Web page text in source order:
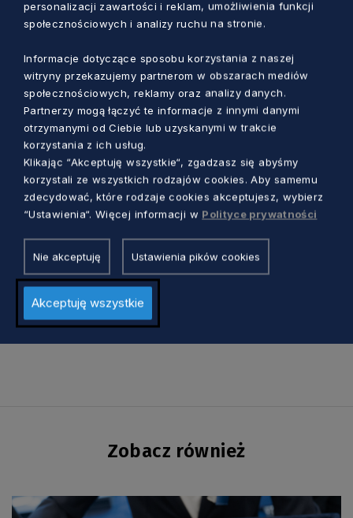
Stryjewskiego 25
25 czerwca 2017 r.– wydarzenie artystyczne z
udziałem fińskiej tancerki i choreografki Virpi
Pahkinen oraz czołowego muzyka polskiej
sceny elektronicznej Michała Jacaszka, Teatr
Leśny, ul. Jaśkowa Dolina 45
Zobacz:Gdański Archipelag Kultury
Zobacz również
personalizacji zawartości i reklam, umożliwienia funkcji
społecznościowych i analizy ruchu na stronie.
Informacje dotyczące sposobu korzystania z naszej
witryny przekazujemy partnerom w obszarach mediów
społecznościowych, reklamy oraz analizy danych.
Partnerzy mogą łączyć te informacje z innymi danymi
otrzymanymi od Ciebie lub uzyskanymi w trakcie
korzystania z ich usług.
Klikając “Akceptuję wszystkie“, zgadzasz się abyśmy
korzystali ze wszystkich rodzajów cookies. Aby samemu
zdecydować, które rodzaje cookies akceptujesz, wybierz
“Ustawienia“. Więcej informacji w Polityce prywatności
Nie akceptuję Ustawienia pików cookies
Akceptuję wszystkie